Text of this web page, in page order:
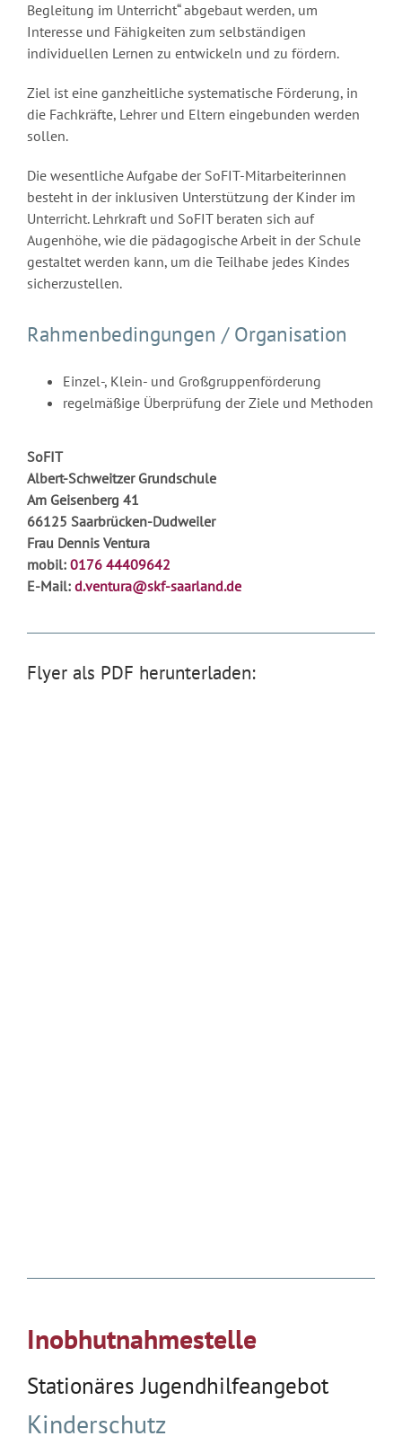
Begleitung im Unterricht“ abgebaut werden, um
Interesse und Fähigkeiten zum selbständigen
individuellen Lernen zu entwickeln und zu fördern.
Ziel ist eine ganzheitliche systematische Förderung, in
die Fachkräfte, Lehrer und Eltern eingebunden werden
sollen.
Die wesentliche Aufgabe der SoFIT-Mitarbeiterinnen
besteht in der inklusiven Unterstützung der Kinder im
Unterricht. Lehrkraft und SoFIT beraten sich auf
Augenhöhe, wie die pädagogische Arbeit in der Schule
gestaltet werden kann, um die Teilhabe jedes Kindes
sicherzustellen.
Rahmenbedingungen / Organisation
Einzel-, Klein- und Großgruppenförderung
regelmäßige Überprüfung der Ziele und Methoden
SoFIT
Albert-Schweitzer Grundschule
Am Geisenberg 41
66125 Saarbrücken-Dudweiler
Frau Dennis Ventura
mobil: 0176 44409642
E-Mail: d.ventura@skf-saarland.de
Flyer als PDF herunterladen:
Inobhutnahmestelle
Stationäres Jugendhilfeangebot
Kinderschutz